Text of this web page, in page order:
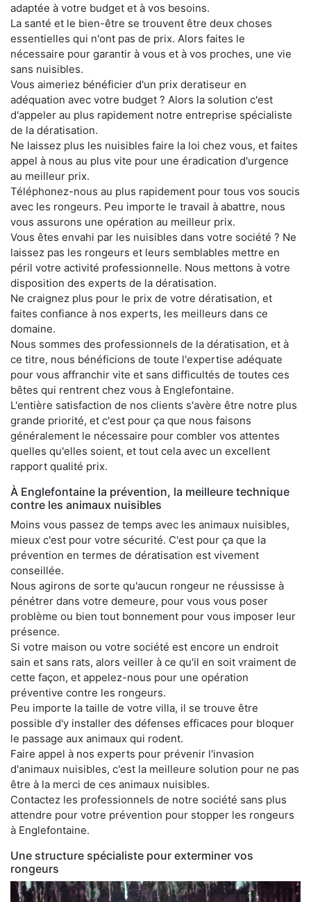
adaptée à votre budget et à vos besoins.
La santé et le bien-être se trouvent être deux choses
essentielles qui n'ont pas de prix. Alors faites le
nécessaire pour garantir à vous et à vos proches, une vie
sans nuisibles.
Vous aimeriez bénéficier d'un prix deratiseur en
adéquation avec votre budget ? Alors la solution c'est
d'appeler au plus rapidement notre entreprise spécialiste
de la dératisation.
Ne laissez plus les nuisibles faire la loi chez vous, et faites
appel à nous au plus vite pour une éradication d'urgence
au meilleur prix.
Téléphonez-nous au plus rapidement pour tous vos soucis
avec les rongeurs. Peu importe le travail à abattre, nous
vous assurons une opération au meilleur prix.
Vous êtes envahi par les nuisibles dans votre société ? Ne
laissez pas les rongeurs et leurs semblables mettre en
péril votre activité professionnelle. Nous mettons à votre
disposition des experts de la dératisation.
Ne craignez plus pour le prix de votre dératisation, et
faites confiance à nos experts, les meilleurs dans ce
domaine.
Nous sommes des professionnels de la dératisation, et à
ce titre, nous bénéficions de toute l'expertise adéquate
pour vous affranchir vite et sans difficultés de toutes ces
bêtes qui rentrent chez vous à Englefontaine.
L'entière satisfaction de nos clients s'avère être notre plus
grande priorité, et c'est pour ça que nous faisons
généralement le nécessaire pour combler vos attentes
quelles qu'elles soient, et tout cela avec un excellent
rapport qualité prix.
À Englefontaine la prévention, la meilleure technique
contre les animaux nuisibles
Moins vous passez de temps avec les animaux nuisibles,
mieux c'est pour votre sécurité. C'est pour ça que la
prévention en termes de dératisation est vivement
conseillée.
Nous agirons de sorte qu'aucun rongeur ne réussisse à
pénétrer dans votre demeure, pour vous vous poser
problème ou bien tout bonnement pour vous imposer leur
présence.
Si votre maison ou votre société est encore un endroit
sain et sans rats, alors veiller à ce qu'il en soit vraiment de
cette façon, et appelez-nous pour une opération
préventive contre les rongeurs.
Peu importe la taille de votre villa, il se trouve être
possible d'y installer des défenses efficaces pour bloquer
le passage aux animaux qui rodent.
Faire appel à nos experts pour prévenir l'invasion
d'animaux nuisibles, c'est la meilleure solution pour ne pas
être à la merci de ces animaux nuisibles.
Contactez les professionnels de notre société sans plus
attendre pour votre prévention pour stopper les rongeurs
à Englefontaine.
Une structure spécialiste pour exterminer vos
rongeurs